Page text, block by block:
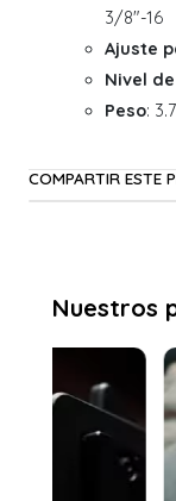
3/8"-16
Ajuste
Nivel
Peso:
COMPARTIR ESTE